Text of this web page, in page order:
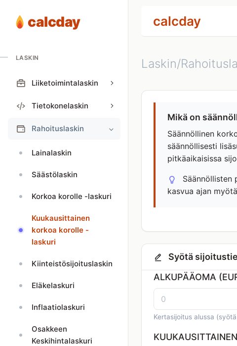
calcday
LASKIN
Liiketoimintalaskin
Tietokonelaskin
Rahoituslaskin
Lainalaskin
Säästölaskin
Korkoa korolle -laskuri
Kuukausittainen
korkoa korolle -
laskuri
Kiinteistösijoituslaskin
Eläkelaskuri
Inflaatiolaskuri
Osakkeen
Keskihintalaskuri
calcday
Laskin/
Mikä on
Säännöllinen
säännöllisesti
pitkäaikaisissa
Säännöllisten
kasvua ajan
Syötä
ALKUPÄÄOMA
Kertasijoitus alussa